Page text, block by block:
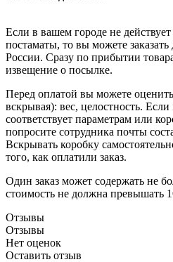
Если в вашем городе не
постаматы, то вы можете заказать
России. Сразу по прибытии
извещение о посылке.
Перед оплатой вы можете
вскрывая): вес, целостность. Если
соответствует параметрам или
попросите сотрудника почты
Вскрывать коробку
того, как оплатили заказ.
Один заказ может содержать не
стоимость не должна превышать
Отзывы
Отзывы
Нет оценок
Оставить отзыв